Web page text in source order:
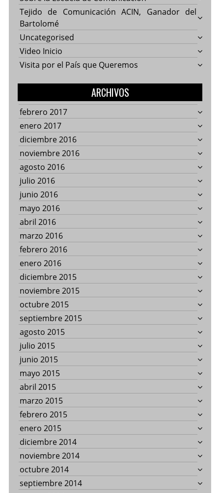
Tejido de Comunicación ACIN, Ganador del
Bartolomé
Uncategorised
Video Inicio
Visita por el País que Queremos
ARCHIVOS
febrero 2017
enero 2017
diciembre 2016
noviembre 2016
agosto 2016
julio 2016
junio 2016
mayo 2016
abril 2016
marzo 2016
febrero 2016
enero 2016
diciembre 2015
noviembre 2015
octubre 2015
septiembre 2015
agosto 2015
julio 2015
junio 2015
mayo 2015
abril 2015
marzo 2015
febrero 2015
enero 2015
diciembre 2014
noviembre 2014
octubre 2014
septiembre 2014